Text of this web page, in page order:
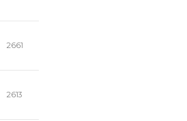
2661
2613